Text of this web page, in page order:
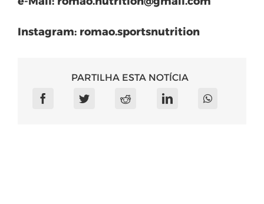
Instagram: romao.sportsnutrition
PARTILHA ESTA NOTÍCIA